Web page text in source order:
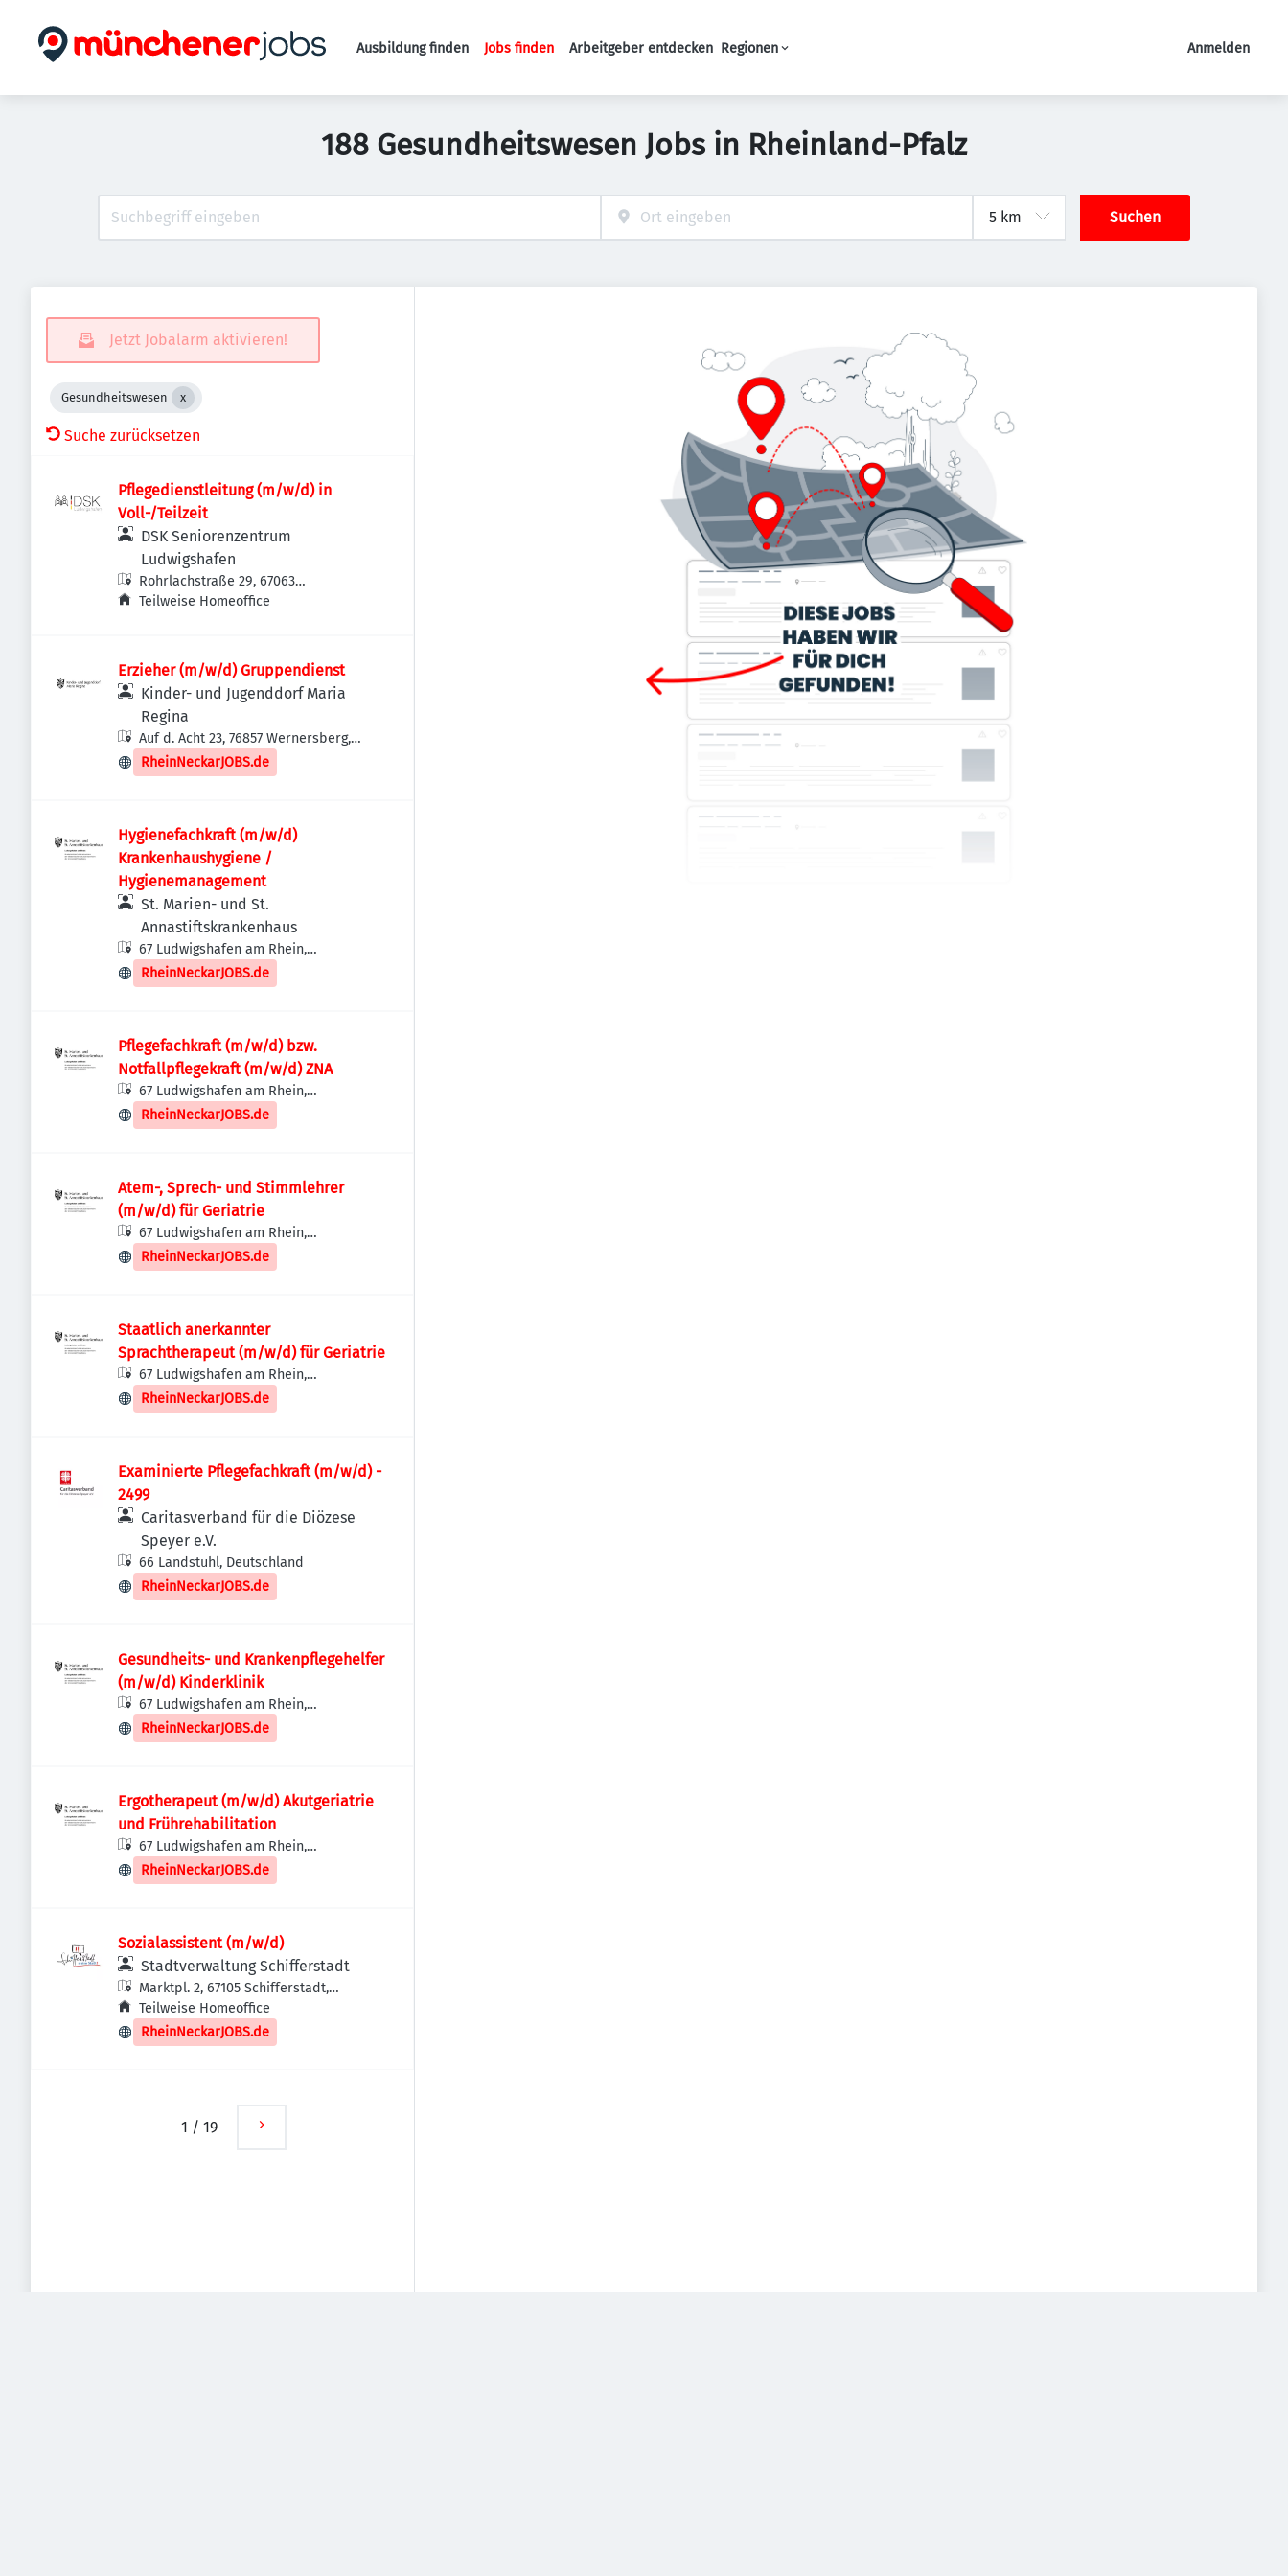
Haupt-Navigation
Ausbildung finden Jobs finden Arbeitgeber entdecken Regionen Anmelden
188 Gesundheitswesen Jobs in Rheinland-Pfalz
Suchen
Jetzt Jobalarm aktivieren!
Gesundheitswesen
Suche zurücksetzen
Pflegedienstleitung (m/w/d) in
Voll-/Teilzeit
DSK Seniorenzentrum
Ludwigshafen
Rohrlachstraße 29, 67063
Ludwigshafen am Rhein, Deutschland
Teilweise Homeoffice
Erzieher (m/w/d) Gruppendienst
Kinder- und Jugenddorf Maria
Regina
Auf d. Acht 23, 76857 Wernersberg,
Deutschland
RheinNeckarJOBS.de
Hygienefachkraft (m/w/d)
Krankenhaushygiene /
Hygienemanagement
St. Marien- und St.
Annastiftskrankenhaus
67 Ludwigshafen am Rhein,
Deutschland
RheinNeckarJOBS.de
Pflegefachkraft (m/w/d) bzw.
Notfallpflegekraft (m/w/d) ZNA
67 Ludwigshafen am Rhein,
Deutschland
RheinNeckarJOBS.de
Atem-, Sprech- und Stimmlehrer
(m/w/d) für Geriatrie
67 Ludwigshafen am Rhein,
Deutschland
RheinNeckarJOBS.de
Staatlich anerkannter
Sprachtherapeut (m/w/d) für Geriatrie
67 Ludwigshafen am Rhein,
Deutschland
RheinNeckarJOBS.de
Examinierte Pflegefachkraft (m/w/d) -
2499
Caritasverband für die Diözese
Speyer e.V.
66 Landstuhl, Deutschland
RheinNeckarJOBS.de
Gesundheits- und Krankenpflegehelfer
(m/w/d) Kinderklinik
67 Ludwigshafen am Rhein,
Deutschland
RheinNeckarJOBS.de
Ergotherapeut (m/w/d) Akutgeriatrie
und Frührehabilitation
67 Ludwigshafen am Rhein,
Deutschland
RheinNeckarJOBS.de
Sozialassistent (m/w/d)
Stadtverwaltung Schifferstadt
Marktpl. 2, 67105 Schifferstadt,
Deutschland
Teilweise Homeoffice
RheinNeckarJOBS.de
1 / 19